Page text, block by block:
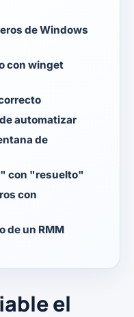
de Windows
con winget
automatizar
de
con "resuelto"
con
de un RMM
el